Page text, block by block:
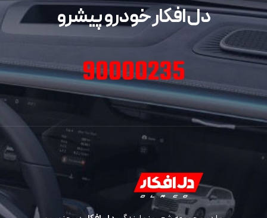
دل افکار خودرو پیشرو
90000235